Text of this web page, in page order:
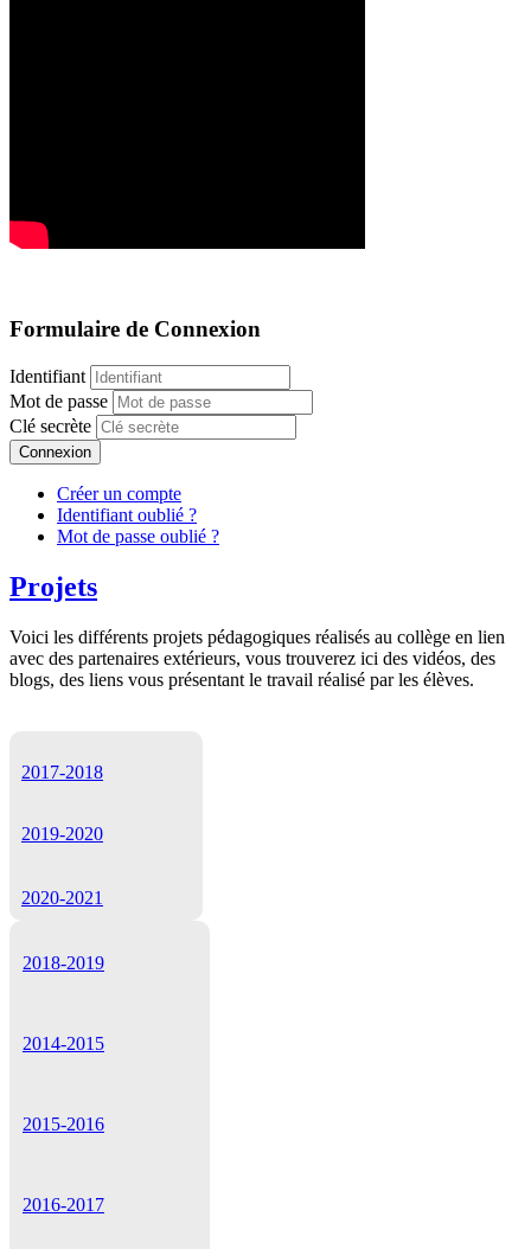
Formulaire de Connexion
Identifiant
Mot de passe
Clé secrète
Connexion
Créer un compte
Identifiant oublié ?
Mot de passe oublié ?
Projets
Voici les différents projets pédagogiques réalisés au collège en lien
avec des partenaires extérieurs, vous trouverez ici des vidéos, des
blogs, des liens vous présentant le travail réalisé par les élèves.
2017-2018
2019-2020
2020-2021
2018-2019
2014-2015
2015-2016
2016-2017